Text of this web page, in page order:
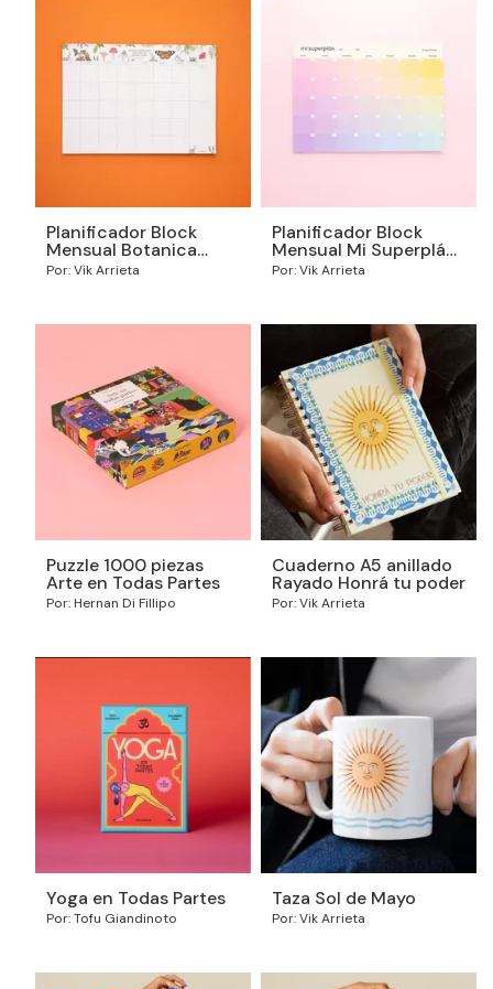
Planificador Block
Mensual Botanica
2026
Por: Vik Arrieta
Planificador Block
Mensual Mi Superplán
2026
Por: Vik Arrieta
Puzzle 1000 piezas
Arte en Todas Partes
Por: Hernan Di Fillipo
Cuaderno A5 anillado
Rayado Honrá tu poder
Por: Vik Arrieta
Yoga en Todas Partes
Por: Tofu Giandinoto
Taza Sol de Mayo
Por: Vik Arrieta